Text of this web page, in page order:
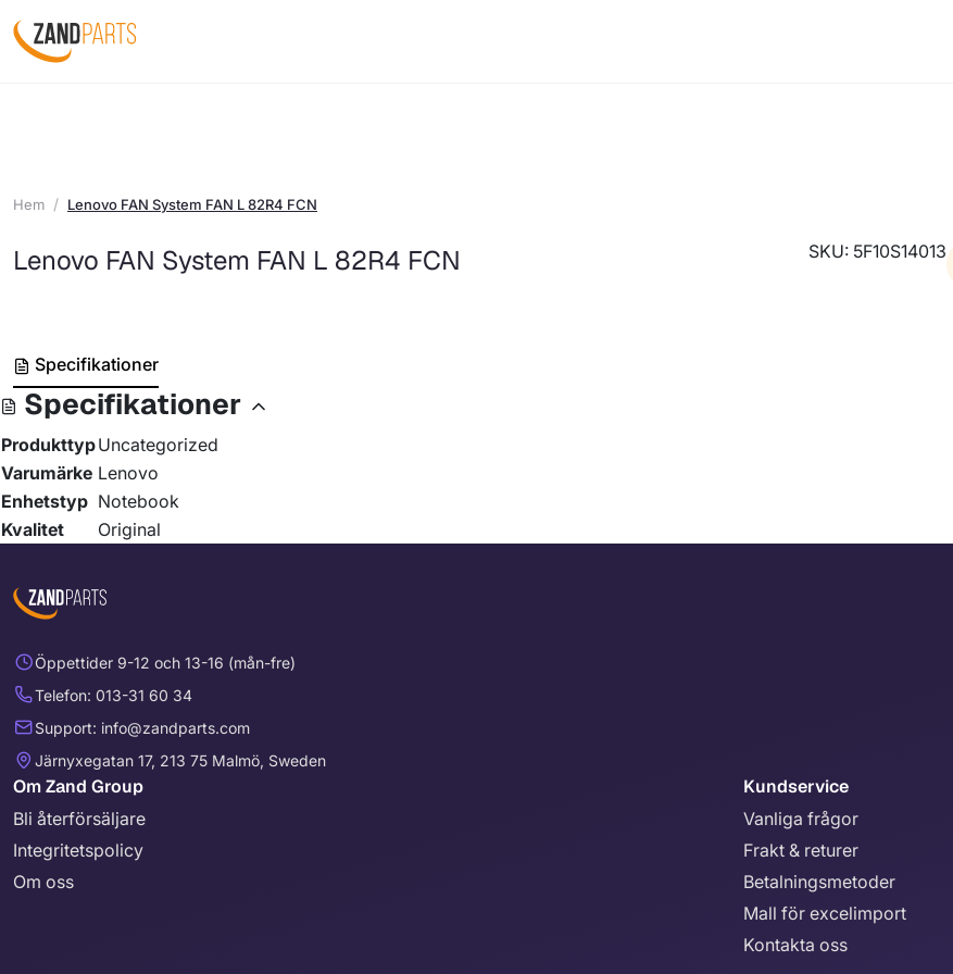
Hem Lenovo FAN System FAN L 82R4 FCN
Lenovo FAN System FAN L 82R4 FCN SKU: 5F10S14013
Specifikationer
Specifikationer
ProdukttypUncategorized
Varumärke Lenovo
Enhetstyp Notebook
Kvalitet
Original
Öppettider 9-12 och 13-16 (mån-fre)
Telefon: 013-31 60 34
Support: info@zandparts.com
Järnyxegatan 17, 213 75 Malmö, Sweden
Om Zand Group
Bli återförsäljare
Integritetspolicy
Om oss
Kundservice
Vanliga frågor
Frakt & returer
Betalningsmetoder
Mall för excelimport
Kontakta oss